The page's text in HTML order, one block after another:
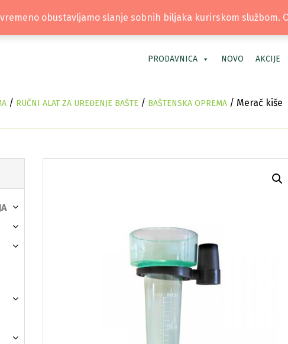
TEL: +381 66 40 40 30 |
PRODAVNICA NOVO AKCIJE
/ RUČNI ALAT ZA UREĐENJE BAŠTE / BAŠTENSKA OPREMA / Merač kiše
obustavljamo slanje sobnih biljaka kurirskom službom.